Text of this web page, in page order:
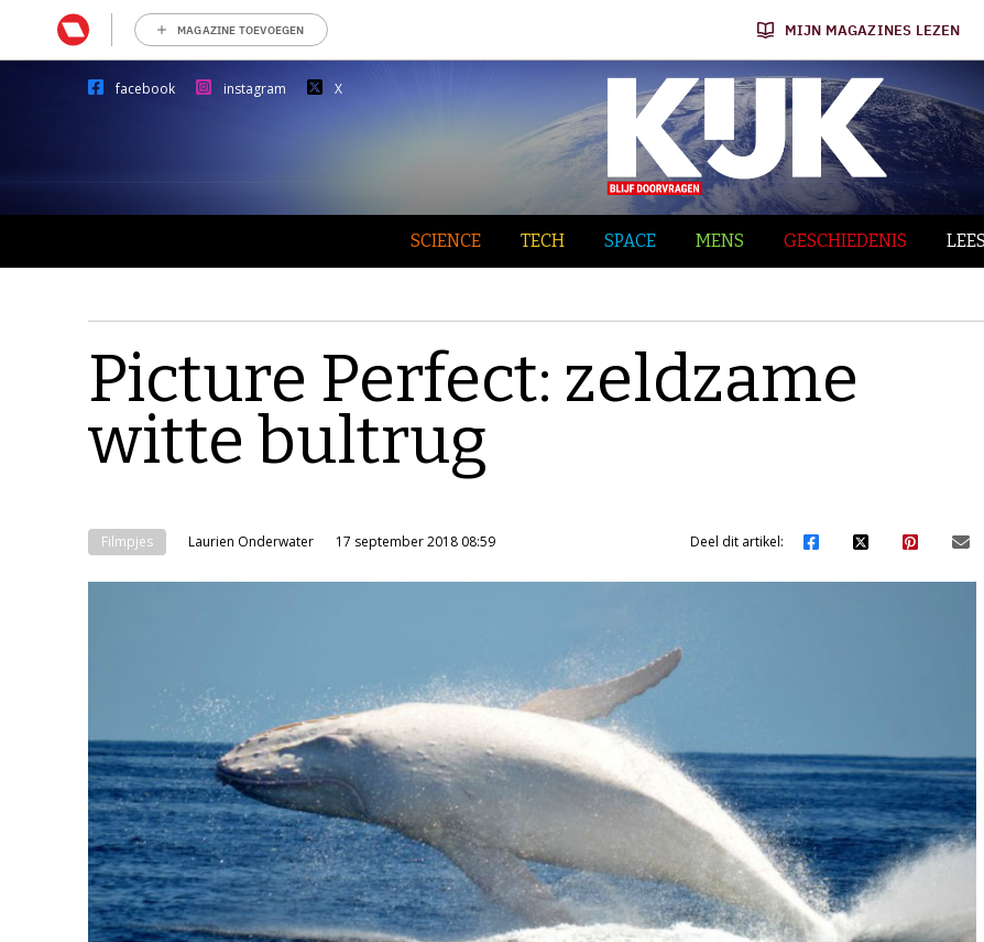
MAGAZINE TOEVOEGEN MIJN MAGAZINES LEZEN
facebook instagram X
SCIENCE TECH SPACE MENS GESCHIEDENIS
Picture Perfect: zeldzame
witte bultrug
Filmpjes Laurien Onderwater 17 september 2018 08:59 Deel dit artikel: